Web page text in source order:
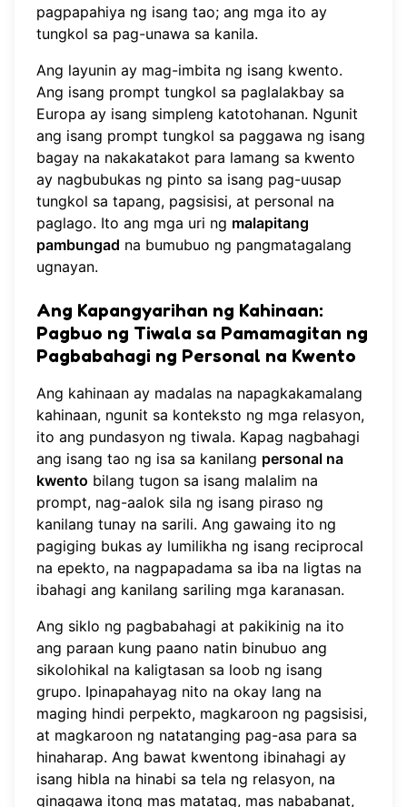
pagpapahiya ng isang tao; ang mga ito ay
tungkol sa pag-unawa sa kanila.
Ang layunin ay mag-imbita ng isang kwento.
Ang isang prompt tungkol sa paglalakbay sa
Europa ay isang simpleng katotohanan. Ngunit
ang isang prompt tungkol sa paggawa ng isang
bagay na nakakatakot para lamang sa kwento
ay nagbubukas ng pinto sa isang pag-uusap
tungkol sa tapang, pagsisisi, at personal na
paglago. Ito ang mga uri ng malapitang
pambungad na bumubuo ng pangmatagalang
ugnayan.
Ang Kapangyarihan ng Kahinaan:
Pagbuo ng Tiwala sa Pamamagitan ng
Pagbabahagi ng Personal na Kwento
Ang kahinaan ay madalas na napagkakamalang
kahinaan, ngunit sa konteksto ng mga relasyon,
ito ang pundasyon ng tiwala. Kapag nagbahagi
ang isang tao ng isa sa kanilang personal na
kwento bilang tugon sa isang malalim na
prompt, nag-aalok sila ng isang piraso ng
kanilang tunay na sarili. Ang gawaing ito ng
pagiging bukas ay lumilikha ng isang reciprocal
na epekto, na nagpapadama sa iba na ligtas na
ibahagi ang kanilang sariling mga karanasan.
Ang siklo ng pagbabahagi at pakikinig na ito
ang paraan kung paano natin binubuo ang
sikolohikal na kaligtasan sa loob ng isang
grupo. Ipinapahayag nito na okay lang na
maging hindi perpekto, magkaroon ng pagsisisi,
at magkaroon ng natatanging pag-asa para sa
hinaharap. Ang bawat kwentong ibinahagi ay
isang hibla na hinabi sa tela ng relasyon, na
ginagawa itong mas matatag, mas nababanat,